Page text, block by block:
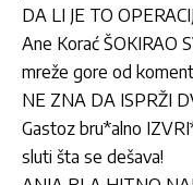
DA LI JE TO
Ane Korać ŠOKIRAO
mreže gore od
NE ZNA DA ISPRŽI
Gastoz bru*alno
sluti šta se dešava!